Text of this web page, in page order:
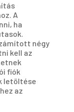
A
ha
négy
kell az
fiók
letöltése
az